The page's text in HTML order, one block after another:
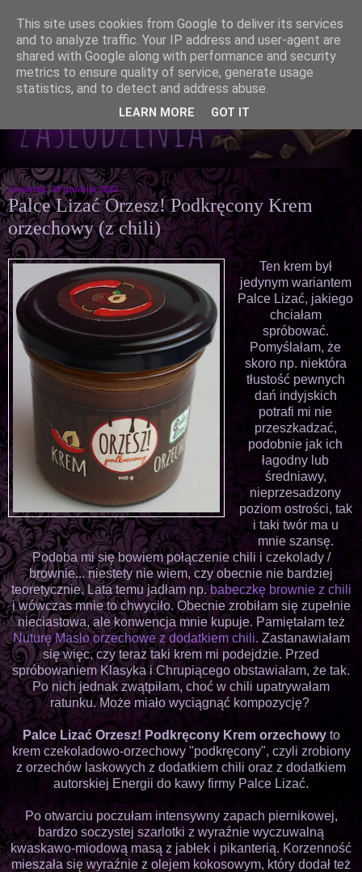
czwartek, 29 grudnia 2022
Palce Lizać Orzesz! Podkręcony Krem
orzechowy (z chili)
Ten krem był
jedynym wariantem
Palce Lizać, jakiego
chciałam
spróbować.
Pomyślałam, że
skoro np. niektóra
tłustość pewnych
dań indyjskich
potrafi mi nie
przeszkadzać,
podobnie jak ich
łagodny lub
średniawy,
nieprzesadzony
poziom ostrości, tak
i taki twór ma u
mnie szansę.
Podoba mi się bowiem połączenie chili i czekolady /
brownie... niestety nie wiem, czy obecnie nie bardziej
teoretycznie. Lata temu jadłam np.babeczkę brownie z chili
i wówczas mnie to chwyciło. Obecnie zrobiłam się zupełnie
nieciastowa, ale konwencja mnie kupuje. Pamiętałam też
Nuturę Masło orzechowe z dodatkiem chili. Zastanawiałam
się więc, czy teraz taki krem mi podejdzie. Przed
spróbowaniem Klasyka i Chrupiącego obstawiałam, że tak.
Po nich jednak zwątpiłam, choć w chili upatrywałam
ratunku. Może miało wyciągnąć kompozycję?
Palce Lizać Orzesz! Podkręcony Krem orzechowyto
krem czekoladowo-orzechowy "podkręcony", czyli zrobiony
z orzechów laskowych z dodatkiem chili oraz z dodatkiem
autorskiej Energii do kawy firmy Palce Lizać.
Po otwarciu poczułam intensywny zapach piernikowej,
bardzo soczystej szarlotki z wyraźnie wyczuwalną
kwaskawo-miodową masą z jabłek i pikanterią. Korzenność
mieszała się wyraźnie z olejem kokosowym, który dodał też
This site uses cookies from Google to deliver its services
and to analyze traffic. Your IP address and user-agent are
shared with Google along with performance and security
metrics to ensure quality of service, generate usage
statistics, and to detect and address abuse.
LEARN MORE GOT IT